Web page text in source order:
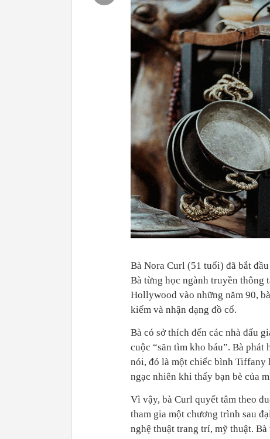
Bà Nora Curl (51 tuổi) đã bắt
Bà từng học ngành truyền
Hollywood vào những năm 90,
kiếm và nhận dạng đồ cổ.
Bà có sở thích đến các nhà đấu
cuộc “săn tìm kho báu”. Bà
nói, đó là một chiếc bình Tiffany
ngạc nhiên khi thấy bạn bè của
Vì vậy, bà Curl quyết tâm theo
tham gia một chương trình sau
nghệ thuật trang trí, mỹ thuật.